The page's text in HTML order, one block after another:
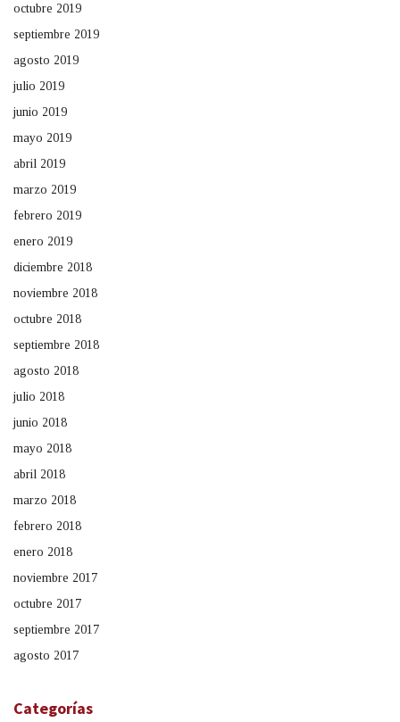
octubre 2019
septiembre 2019
agosto 2019
julio 2019
junio 2019
mayo 2019
abril 2019
marzo 2019
febrero 2019
enero 2019
diciembre 2018
noviembre 2018
octubre 2018
septiembre 2018
agosto 2018
julio 2018
junio 2018
mayo 2018
abril 2018
marzo 2018
febrero 2018
enero 2018
noviembre 2017
octubre 2017
septiembre 2017
agosto 2017
Categorías